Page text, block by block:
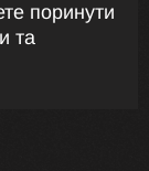
поринути
та